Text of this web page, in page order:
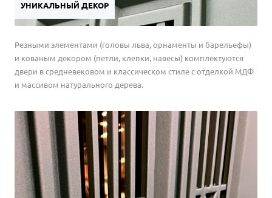
УНИКАЛЬНЫЙ ДЕКОР
Резными элементами (головы льва, орнаменты и барельефы)
и кованым декором (петли, клепки, навесы) комплектуются
двери в средневековом и классическом стиле с отделкой МДФ
и массивом натурального дерева.